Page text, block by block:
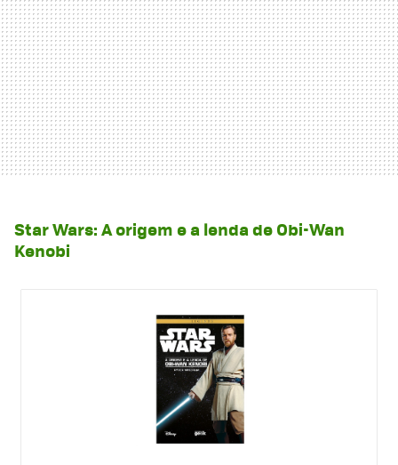
Star Wars: A origem e a lenda de Obi-Wan
Kenobi